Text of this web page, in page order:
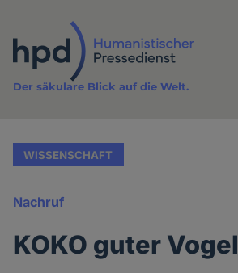
Inhalt
Der säkulare Blick auf die Welt.
WISSENSCHAFT
Nachruf
KOKO guter Vogel